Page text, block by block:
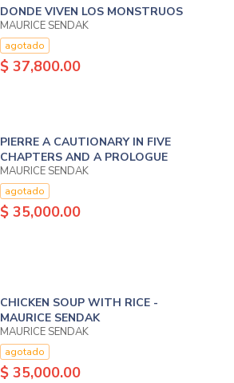
DONDE VIVEN LOS MONSTRUOS
MAURICE SENDAK
agotado
$ 37,800.00
PIERRE A CAUTIONARY IN FIVE
CHAPTERS AND A PROLOGUE
MAURICE SENDAK
agotado
$ 35,000.00
CHICKEN SOUP WITH RICE -
MAURICE SENDAK
MAURICE SENDAK
agotado
$ 35,000.00